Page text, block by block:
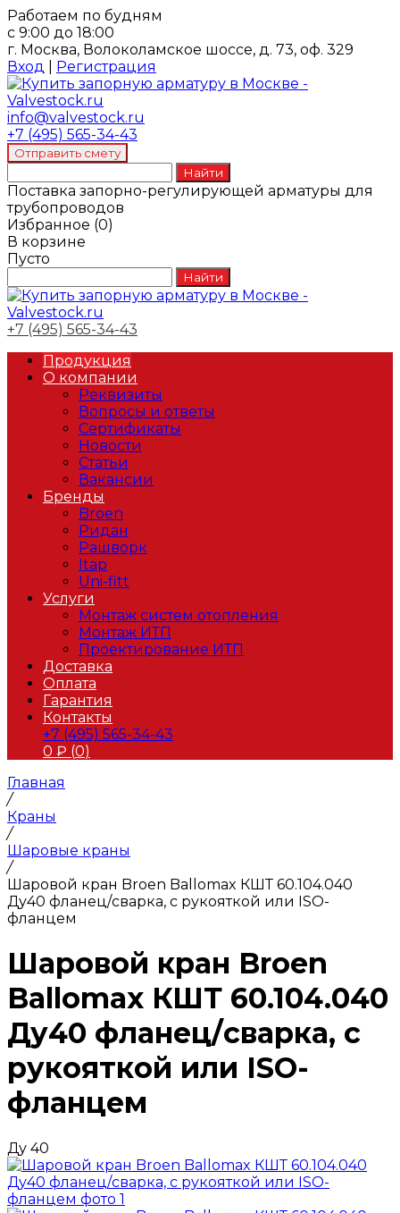
Работаем по будням
с 9:00 до 18:00
г. Москва, Волоколамское шоссе, д. 73, оф. 329
Вход
Регистрация
info@valvestock.ru
+7 (495) 565-34-43
Поставка запорно-регулирующей арматуры для
трубопроводов
Избранное (0)
В корзине
Пусто
+7 (495) 565-34-43
Продукция
О компании
Реквизиты
Вопросы и ответы
Сертификаты
Новости
Статьи
Вакансии
Бренды
Broen
Ридан
Рашворк
Itap
Uni-fitt
Услуги
Монтаж систем отопления
Монтаж ИТП
Проектирование ИТП
Доставка
Оплата
Гарантия
Контакты
+7 (495) 565-34-43
0 ₽ (0)
Главная
/
Краны
/
Шаровые краны
/
Шаровой кран Broen Ballomax КШТ 60.104.040
Ду40 фланец/сварка, с рукояткой или ISO-
фланцем
Шаровой кран Broen
Ballomax КШТ 60.104.040
Ду40 фланец/сварка, с
рукояткой или ISO-
фланцем
Ду 40